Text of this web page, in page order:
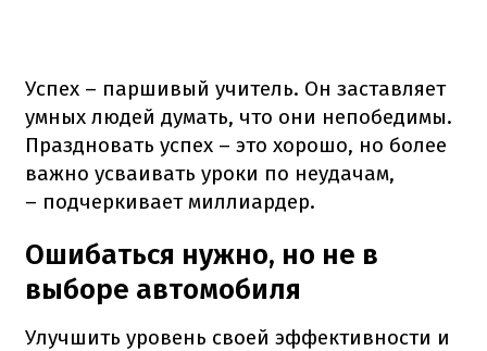
Успех – паршивый учитель. Он заставляет
умных людей думать, что они непобедимы.
Праздновать успех – это хорошо, но более
важно усваивать уроки по неудачам,
– подчеркивает миллиардер.
Ошибаться нужно, но не в
выборе автомобиля
Улучшить уровень своей эффективности и